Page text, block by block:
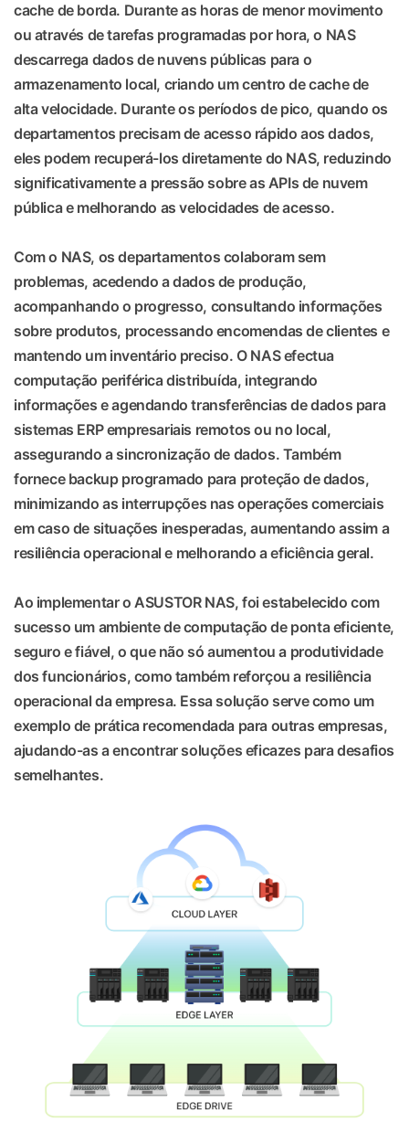
cache de borda. Durante as horas de menor movimento
ou através de tarefas programadas por hora, o NAS
descarrega dados de nuvens públicas para o
armazenamento local, criando um centro de cache de
alta velocidade. Durante os períodos de pico, quando os
departamentos precisam de acesso rápido aos dados,
eles podem recuperá-los diretamente do NAS, reduzindo
significativamente a pressão sobre as APIs de nuvem
pública e melhorando as velocidades de acesso.
Com o NAS, os departamentos colaboram sem
problemas, acedendo a dados de produção,
acompanhando o progresso, consultando informações
sobre produtos, processando encomendas de clientes e
mantendo um inventário preciso. O NAS efectua
computação periférica distribuída, integrando
informações e agendando transferências de dados para
sistemas ERP empresariais remotos ou no local,
assegurando a sincronização de dados. Também
fornece backup programado para proteção de dados,
minimizando as interrupções nas operações comerciais
em caso de situações inesperadas, aumentando assim a
resiliência operacional e melhorando a eficiência geral.
Ao implementar o ASUSTOR NAS, foi estabelecido com
sucesso um ambiente de computação de ponta eficiente,
seguro e fiável, o que não só aumentou a produtividade
dos funcionários, como também reforçou a resiliência
operacional da empresa. Essa solução serve como um
exemplo de prática recomendada para outras empresas,
ajudando-as a encontrar soluções eficazes para desafios
semelhantes.